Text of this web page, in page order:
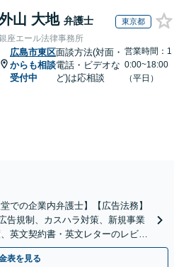
山 大地 弁護士 東京都
座エール法律事務所
広島市東区
からも相談
受付中
面談方法(対面・
電話・ビデオな
ど)は応相談
営業時間：1
0:00~18:00
（平日）
での企業内弁護士】【広告法務】
告規制、カスハラ対策、新規事業
英文契約書・英文レターのレビュ
表を見る